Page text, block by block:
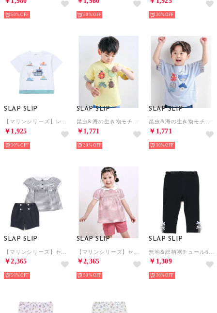
50% 50% 30%
SLAP SLIP
【マリンシリーズ】レイヤード風船パッチ半袖Tシャツ(80~130cm) （ホワイト）
￥1,925
30%
SLAP SLIP
昆虫&海の生き物モチーフ半袖Tシャツ(80~130cm) （イエロー）
￥1,771
30%
SLAP SLIP
昆虫&海の生き物モチーフ半袖Tシャツ(80~130cm) （ブルー）
￥1,771
30%
SLAP SLIP
￥2,365
50%
SLAP SLIP
￥2,365
50%
SLAP SLIP
￥1,309
30%